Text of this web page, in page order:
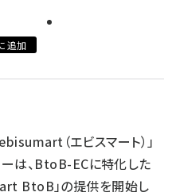
追加
（エビスマート）」
ーは、BtoB-ECに特化した
BtoB」の提供を開始し